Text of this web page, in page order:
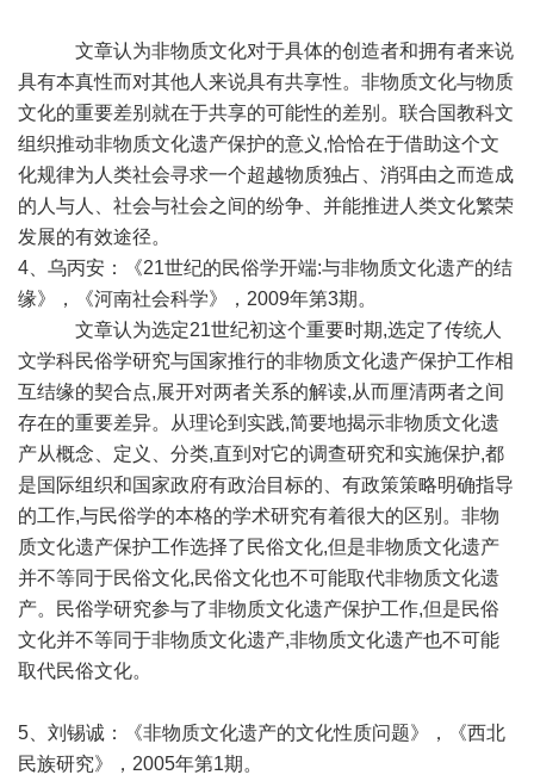
文章认为非物质文化对于具体的创造者和拥有者来说
具有本真性而对其他人来说具有共享性。非物质文化与物质
文化的重要差别就在于共享的可能性的差别。联合国教科文
组织推动非物质文化遗产保护的意义,恰恰在于借助这个文
化规律为人类社会寻求一个超越物质独占、消弭由之而造成
的人与人、社会与社会之间的纷争、并能推进人类文化繁荣
发展的有效途径。
4、乌丙安：《21世纪的民俗学开端:与非物质文化遗产的结
缘》，《河南社会科学》，2009年第3期。
文章认为选定21世纪初这个重要时期,选定了传统人
文学科民俗学研究与国家推行的非物质文化遗产保护工作相
互结缘的契合点,展开对两者关系的解读,从而厘清两者之间
存在的重要差异。从理论到实践,简要地揭示非物质文化遗
产从概念、定义、分类,直到对它的调查研究和实施保护,都
是国际组织和国家政府有政治目标的、有政策策略明确指导
的工作,与民俗学的本格的学术研究有着很大的区别。非物
质文化遗产保护工作选择了民俗文化,但是非物质文化遗产
并不等同于民俗文化,民俗文化也不可能取代非物质文化遗
产。民俗学研究参与了非物质文化遗产保护工作,但是民俗
文化并不等同于非物质文化遗产,非物质文化遗产也不可能
取代民俗文化。
5、刘锡诚：《非物质文化遗产的文化性质问题》，《西北
民族研究》，2005年第1期。